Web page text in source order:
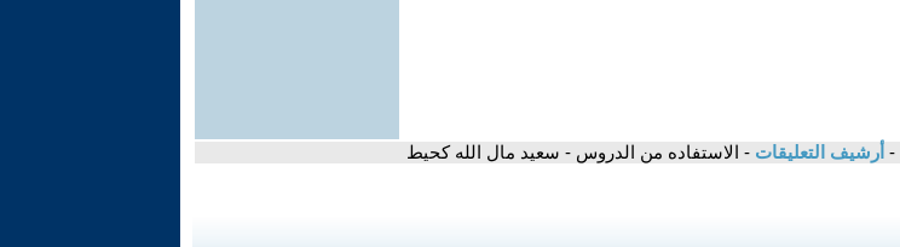
- أرشيف التعليقات - الاستفاده من الدروس - سعيد مال الله كحيط